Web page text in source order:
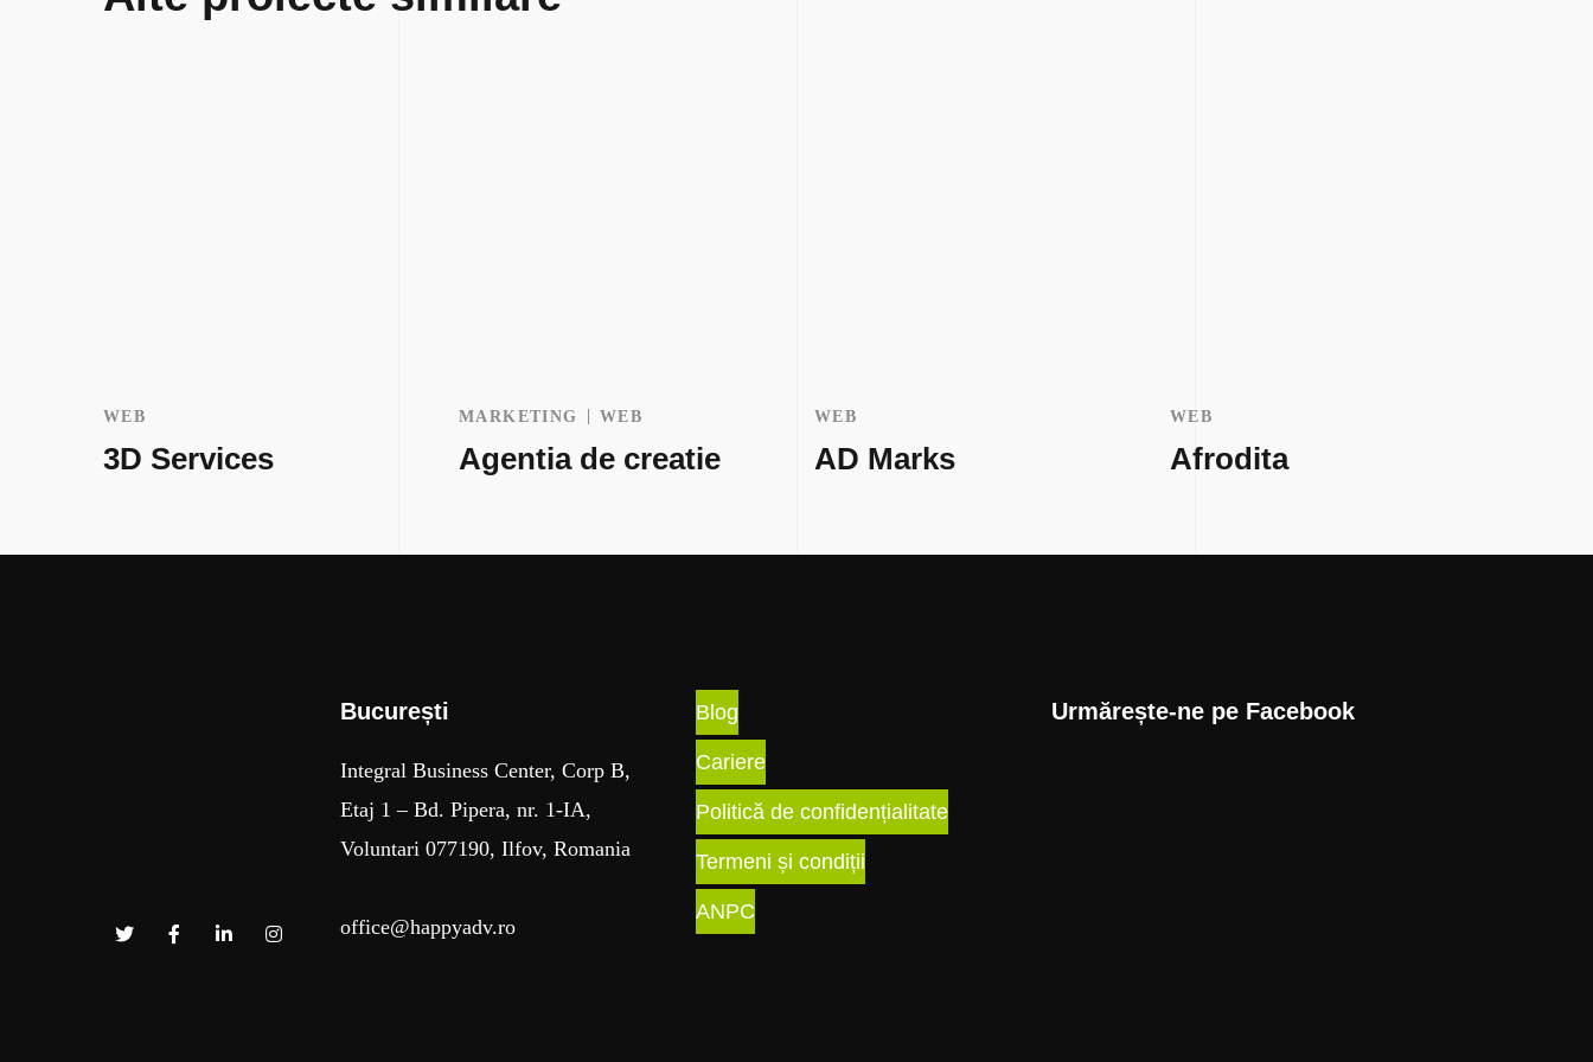
WEB
3D Services
MARKETING WEB
Agentia de creatie
WEB
AD Marks
WEB
Afrodita
București​
Integral Business Center, Corp B,
Etaj 1 – Bd. Pipera, nr. 1-IA,
Voluntari 077190, Ilfov, Romania
office@happyadv.ro
Blog
Cariere
Politică de confidențialitate
Termeni și condiții
ANPC
Urmărește-ne pe Facebook